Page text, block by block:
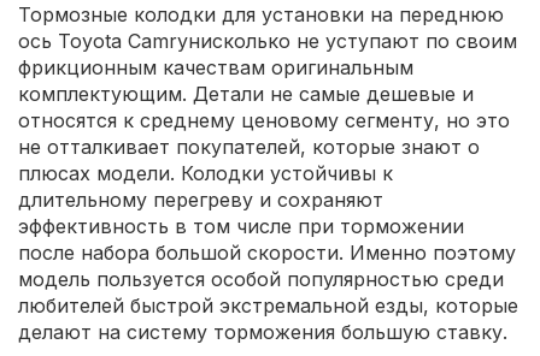
Тормозные колодки для установки на переднюю
ось Toyota Camryнисколько не уступают по своим
фрикционным качествам оригинальным
комплектующим. Детали не самые дешевые и
относятся к среднему ценовому сегменту, но это
не отталкивает покупателей, которые знают о
плюсах модели. Колодки устойчивы к
длительному перегреву и сохраняют
эффективность в том числе при торможении
после набора большой скорости. Именно поэтому
модель пользуется особой популярностью среди
любителей быстрой экстремальной езды, которые
делают на систему торможения большую ставку.